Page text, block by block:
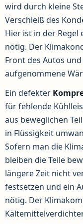
wird durch kleine
Verschleiß des
Hier ist in der
nötig. Der
Front des Autos
aufgenommene
Ein defekter
für fehlende
aus beweglichen
in Flüssigkeit
Sofern man die
bleiben die Teile
längere Zeit nicht
festsetzen und ein
nötig. Der